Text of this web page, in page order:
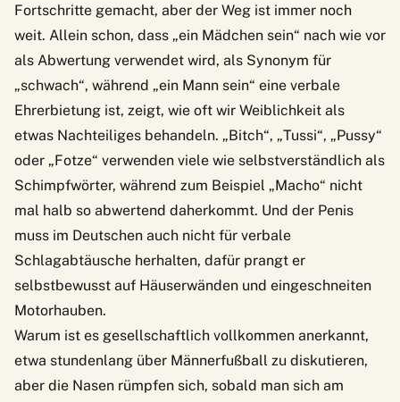
Fortschritte gemacht, aber der Weg ist immer noch
weit. Allein schon, dass „ein Mädchen sein“ nach wie vor
als Abwertung verwendet wird, als Synonym für
„schwach“, während „ein Mann sein“ eine verbale
Ehrerbietung ist, zeigt, wie oft wir Weiblichkeit als
etwas Nachteiliges behandeln. „Bitch“, „Tussi“, „Pussy“
oder „Fotze“ verwenden viele wie selbstverständlich als
Schimpfwörter, während zum Beispiel „Macho“ nicht
mal halb so abwertend daherkommt. Und der Penis
muss im Deutschen auch nicht für verbale
Schlagabtäusche herhalten, dafür prangt er
selbstbewusst auf Häuserwänden und eingeschneiten
Motorhauben.
Warum ist es gesellschaftlich vollkommen anerkannt,
etwa stundenlang über Männerfußball zu diskutieren,
aber die Nasen rümpfen sich, sobald man sich am